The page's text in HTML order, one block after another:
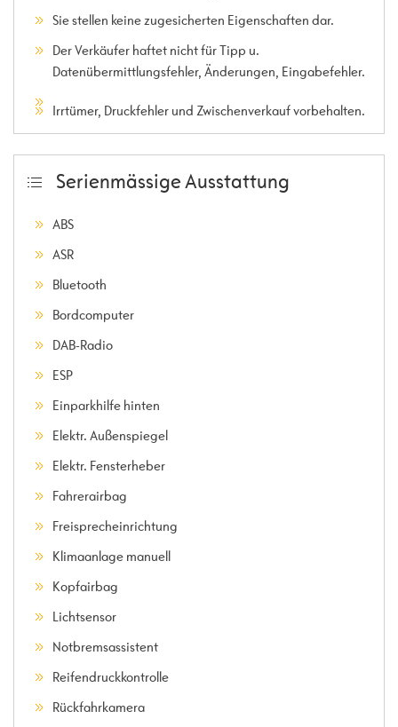
Sie stellen keine zugesicherten Eigenschaften dar.
Der Verkäufer haftet nicht für Tipp u.
Datenübermittlungsfehler, Änderungen, Eingabefehler.
Irrtümer, Druckfehler und Zwischenverkauf vorbehalten.
Serienmässige Ausstattung
ABS
ASR
Bluetooth
Bordcomputer
DAB-Radio
ESP
Einparkhilfe hinten
Elektr. Außenspiegel
Elektr. Fensterheber
Fahrerairbag
Freisprecheinrichtung
Klimaanlage manuell
Kopfairbag
Lichtsensor
Notbremsassistent
Reifendruckkontrolle
Rückfahrkamera